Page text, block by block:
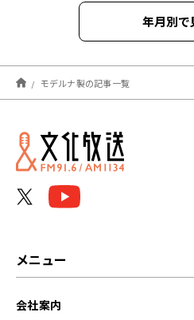
年月別で
2021年10月
2021年09月
モデルナ製の記事一覧
メニュー
会社案内